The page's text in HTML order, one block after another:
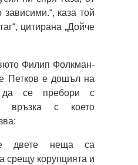
каза той
цитирана „Дойче
Филип Фолкман-
Петков е дошъл на
се пребори с
връзка с което
двете неща са
срещу корупцията и